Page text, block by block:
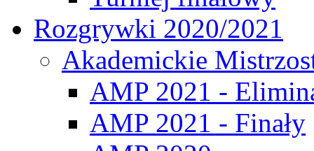
Rozgrywki 2020/2021
Akademickie
AMP 2021 -
AMP 2021 - Finały